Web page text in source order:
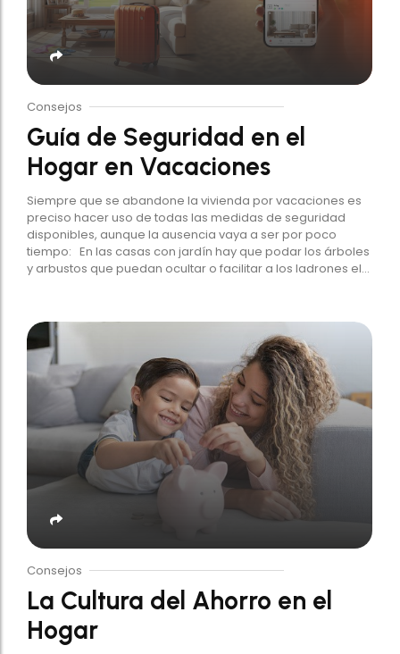
Consejos
Guía de Seguridad en el
Hogar en Vacaciones
Siempre que se abandone la vivienda por vacaciones es
preciso hacer uso de todas las medidas de seguridad
disponibles, aunque la ausencia vaya a ser por poco
tiempo: En las casas con jardín hay que podar los árboles
y arbustos que puedan ocultar o facilitar a los ladrones el...
Consejos
La Cultura del Ahorro en el
Hogar